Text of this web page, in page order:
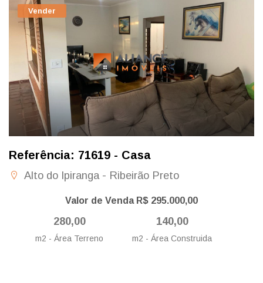
Vender
Referência: 71619 - Casa
Alto do Ipiranga - Ribeirão Preto
Valor de Venda R$ 295.000,00
280,00
m2 - Área Terreno
140,00
m2 - Área Construida